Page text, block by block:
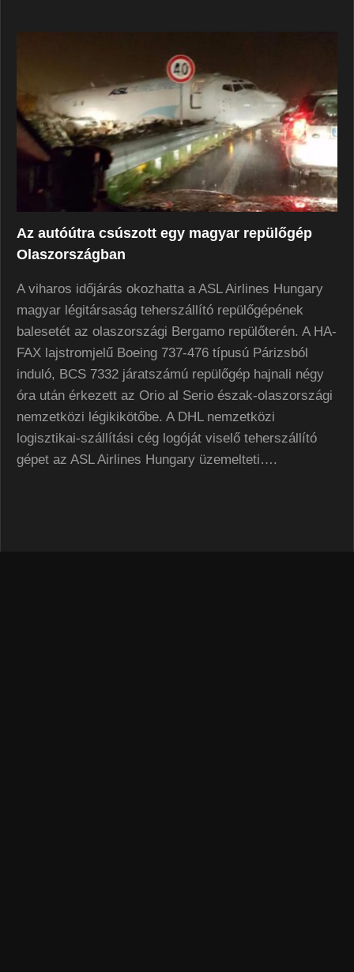
Az autóútra csúszott egy magyar repülőgép
Olaszországban
A viharos időjárás okozhatta a ASL Airlines Hungary
magyar légitársaság teherszállító repülőgépének
balesetét az olaszországi Bergamo repülőterén. A HA-
FAX lajstromjelű Boeing 737-476 típusú Párizsból
induló, BCS 7332 járatszámú repülőgép hajnali négy
óra után érkezett az Orio al Serio észak-olaszországi
nemzetközi légikikötőbe. A DHL nemzetközi
logisztikai-szállítási cég logóját viselő teherszállító
gépet az ASL Airlines Hungary üzemelteti….